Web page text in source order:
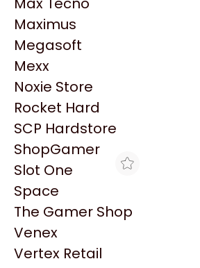
MSI
NVIDIA GeForce
NZXT
PNY
Palit
Philips
PowerColor
Razer
Redragon
Samsung
Sandisk
Sapphire
Seagate
Maximus
Megasoft
Mexx
Noxie Store
Rocket Hard
SCP Hardstore
ShopGamer
Slot One
Space
The Gamer Shop
Venex
Vertex Retail
Productos
Similares
Explorá más productos similares
CLICK GAMING